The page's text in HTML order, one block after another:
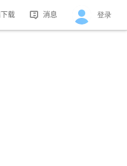
载 消息 登录